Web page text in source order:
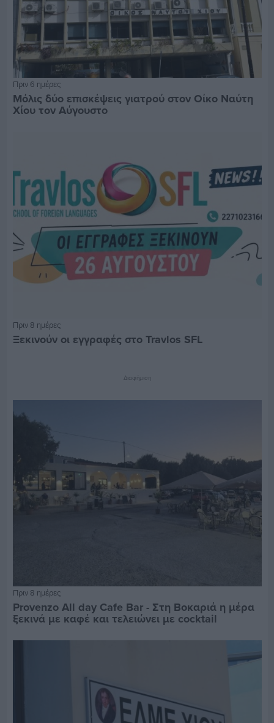
Πριν 6 ημέρες
Μόλις δύο επισκέψεις γιατρού στον Οίκο Ναύτη
Χίου τον Αύγουστο
Πριν 8 ημέρες
Ξεκινούν οι εγγραφές στο Travlos SFL
Διαφήμιση
Πριν 8 ημέρες
Provenzo All day Cafe Bar - Στη Βοκαριά η μέρα
ξεκινά με καφέ και τελειώνει με cocktail